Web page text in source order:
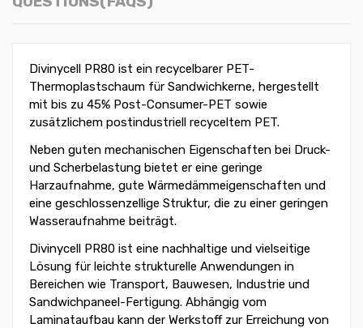
Divinycell PR80 ist ein recycelbarer PET-
Thermoplastschaum für Sandwichkerne, hergestellt
mit bis zu 45% Post-Consumer-PET sowie
zusätzlichem postindustriell recyceltem PET.
Neben guten mechanischen Eigenschaften bei Druck-
und Scherbelastung bietet er eine geringe
Harzaufnahme, gute Wärmedämmeigenschaften und
eine geschlossenzellige Struktur, die zu einer geringen
Wasseraufnahme beiträgt.
Divinycell PR80 ist eine nachhaltige und vielseitige
Lösung für leichte strukturelle Anwendungen in
Bereichen wie Transport, Bauwesen, Industrie und
Sandwichpaneel-Fertigung. Abhängig vom
Laminataufbau kann der Werkstoff zur Erreichung von